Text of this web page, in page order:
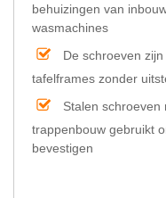
behuizingen van
wasmachines
De schroeven
tafelframes zonder
Stalen schroeven
trappenbouw gebruikt
bevestigen